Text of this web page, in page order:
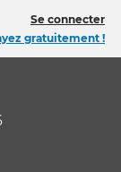
Se connecter
gratuitement !